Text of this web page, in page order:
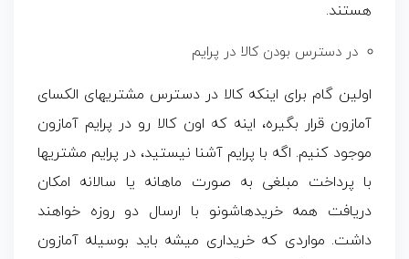
هستند.
در دسترس بودن کالا در پرایم
اولین گام برای اینکه کالا در دسترس مشتریهای الکسای
آمازون قرار بگیره، اینه که اون کالا رو در پرایم آمازون
موجود کنیم. اگه با پرایم آشنا نیستید، در پرایم مشتریها
با پرداخت مبلغی به صورت ماهانه یا سالانه امکان
دریافت همه خریدهاشونو با ارسال دو روزه خواهند
داشت. مواردی که خریداری میشه باید بوسیله آمازون